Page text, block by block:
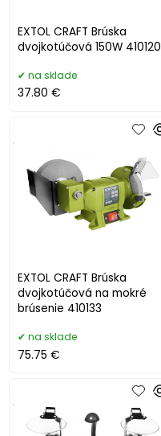
EXTOL CRAFT Brúska
dvojkotúčová 150W 410120
na sklade
37.80 €
EXTOL CRAFT Brúska
dvojkotúčová na mokré
brúsenie 410133
.
na sklade
75.75 €
.